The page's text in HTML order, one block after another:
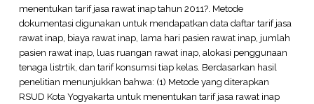
menentukan tarif jasa rawat inap tahun 2011?. Metode
dokumentasi digunakan untuk mendapatkan data daftar tarif jasa
rawat inap, biaya rawat inap, lama hari pasien rawat inap, jumlah
pasien rawat inap, luas ruangan rawat inap, alokasi penggunaan
tenaga listrtik, dan tarif konsumsi tiap kelas. Berdasarkan hasil
penelitian menunjukkan bahwa: (1) Metode yang diterapkan
RSUD Kota Yogyakarta untuk menentukan tarif jasa rawat inap